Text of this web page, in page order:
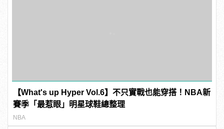
【What's up Hyper Vol.6】不只實戰也能穿搭！NBA新
賽季「最惹眼」明星球鞋總整理
NBA